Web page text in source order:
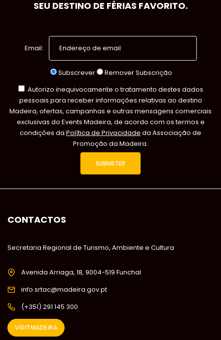
SEU DESTINO DE FÉRIAS FAVORITO.
Email:
Subscrever
Remover Subscrição
Autorizo inequivocamente o tratamento destes dados
pessoais para receber informações relativas ao destino
Madeira, ofertas, campanhas e outras mensagens comerciais
exclusivas do Events Madeira, de acordo com os termos e
condições da Política de Privacidade da Associação de
Promoção da Madeira.
CONTACTOS
Secretaria Regional de Turismo, Ambiente e Cultura
Avenida Arriaga, 18, 9004-519 Funchal
info.srtac@madeira.gov.pt
(+351) 291 145 300
VISITMADEIRA